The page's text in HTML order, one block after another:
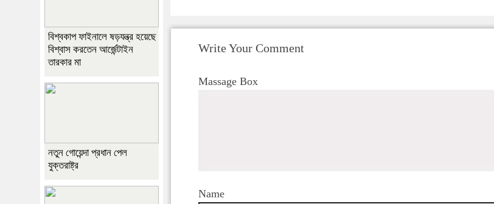
Write Your Comment
Massage Box
Name
বিশ্বকাপ ফাইনালে ষড়যন্ত্র হয়েছে
বিশ্বাস করতেন আর্জেন্টাইন
তারকার মা
নতুন গোয়েন্দা প্রধান পেল
যুক্তরাষ্ট্র